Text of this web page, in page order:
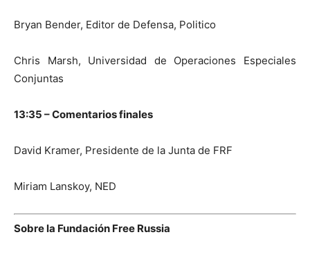
Bryan Bender, Editor de Defensa, Politico
Chris Marsh, Universidad de Operaciones Especiales
Conjuntas
13:35 – Comentarios finales
David Kramer, Presidente de la Junta de FRF
Miriam Lanskoy, NED
Sobre la Fundación Free Russia